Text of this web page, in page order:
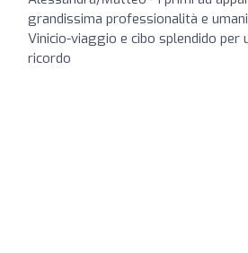
grandissima professionalità e
Vinicio-viaggio e cibo splendido per
ricordo